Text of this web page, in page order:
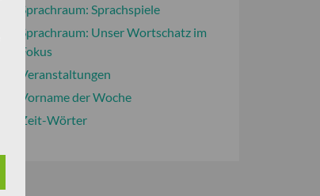
Sprachraum: Sprachspiele
Sprachraum: Unser Wortschatz im
Fokus
Veranstaltungen
Vorname der Woche
Zeit-Wörter